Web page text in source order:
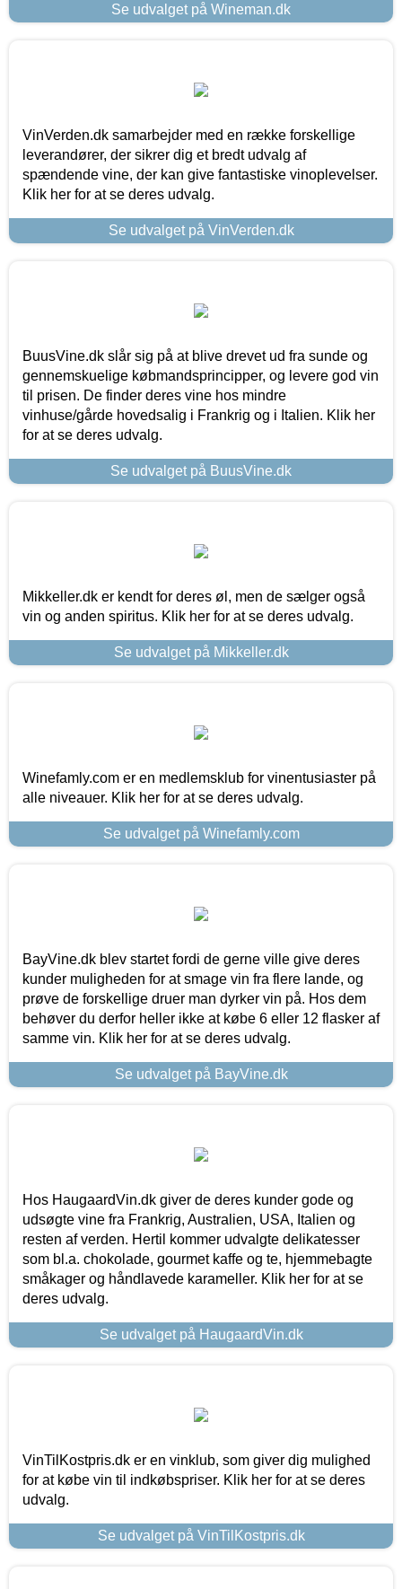
Se udvalget på Wineman.dk
VinVerden.dk samarbejder med en række forskellige
leverandører, der sikrer dig et bredt udvalg af
spændende vine, der kan give fantastiske vinoplevelser.
Klik her for at se deres udvalg.
Se udvalget på VinVerden.dk
BuusVine.dk slår sig på at blive drevet ud fra sunde og
gennemskuelige købmandsprincipper, og levere god vin
til prisen. De finder deres vine hos mindre
vinhuse/gårde hovedsalig i Frankrig og i Italien. Klik her
for at se deres udvalg.
Se udvalget på BuusVine.dk
Mikkeller.dk er kendt for deres øl, men de sælger også
vin og anden spiritus. Klik her for at se deres udvalg.
Se udvalget på Mikkeller.dk
Winefamly.com er en medlemsklub for vinentusiaster på
alle niveauer. Klik her for at se deres udvalg.
Se udvalget på Winefamly.com
BayVine.dk blev startet fordi de gerne ville give deres
kunder muligheden for at smage vin fra flere lande, og
prøve de forskellige druer man dyrker vin på. Hos dem
behøver du derfor heller ikke at købe 6 eller 12 flasker af
samme vin. Klik her for at se deres udvalg.
Se udvalget på BayVine.dk
Hos HaugaardVin.dk giver de deres kunder gode og
udsøgte vine fra Frankrig, Australien, USA, Italien og
resten af verden. Hertil kommer udvalgte delikatesser
som bl.a. chokolade, gourmet kaffe og te, hjemmebagte
småkager og håndlavede karameller. Klik her for at se
deres udvalg.
Se udvalget på HaugaardVin.dk
VinTilKostpris.dk er en vinklub, som giver dig mulighed
for at købe vin til indkøbspriser. Klik her for at se deres
udvalg.
Se udvalget på VinTilKostpris.dk